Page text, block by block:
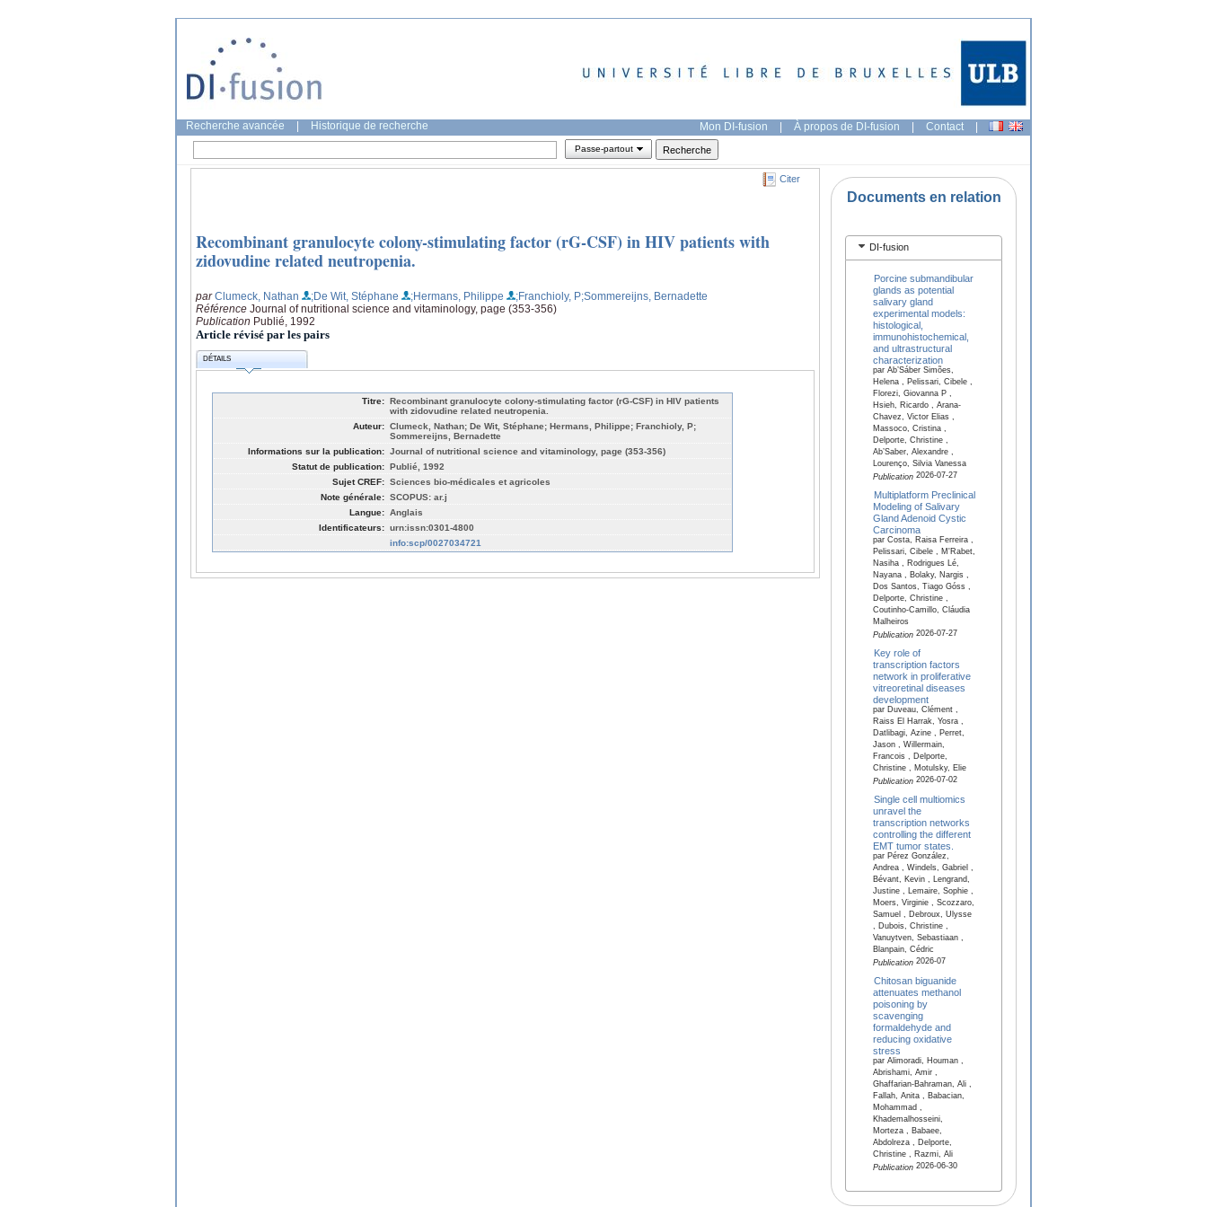
Recherche avancée Historique de recherche Mon DI-fusion | À propos de DI-fusion | Contact |
Passe-partout
Citer
Recombinant granulocyte colony-stimulating factor (rG-CSF) in HIV patients with
zidovudine related neutropenia.
parClumeck, Nathan ;De Wit, Stéphane ;Hermans, Philippe ;Franchioly, P;Sommereijns, Bernadette
Référence Journal of nutritional science and vitaminology, page (353-356)
Publication Publié, 1992
Article révisé par les pairs
DÉTAILS
Titre: Recombinant granulocyte colony-stimulating factor (rG-CSF) in HIV patients
with zidovudine related neutropenia.
Auteur: Clumeck, Nathan; De Wit, Stéphane; Hermans, Philippe; Franchioly, P;
Sommereijns, Bernadette
Informations sur la publication: Journal of nutritional science and vitaminology, page (353-356)
Statut de publication: Publié, 1992
Sujet CREF: Sciences bio-médicales et agricoles
Note générale: SCOPUS: ar.j
Langue: Anglais
Identificateurs: urn:issn:0301-4800
info:scp/0027034721
Documents en relation
DI-fusion
Porcine submandibular
glands as potential
salivary gland
experimental models:
histological,
immunohistochemical,
and ultrastructural
characterization
par Ab’Sáber Simões,
Helena , Pelissari, Cibele ,
Florezi, Giovanna P ,
Hsieh, Ricardo , Arana-
Chavez, Victor Elias ,
Massoco, Cristina ,
Delporte, Christine ,
Ab’Saber, Alexandre ,
Lourenço, Silvia Vanessa
Publication2026-07-27
Multiplatform Preclinical
Modeling of Salivary
Gland Adenoid Cystic
Carcinoma
par Costa, Raisa Ferreira ,
Pelissari, Cibele , M'Rabet,
Nasiha , Rodrigues Lé,
Nayana , Bolaky, Nargis ,
Dos Santos, Tiago Góss ,
Delporte, Christine ,
Coutinho-Camillo, Cláudia
Malheiros
Publication2026-07-27
Key role of
transcription factors
network in proliferative
vitreoretinal diseases
development
par Duveau, Clément ,
Raiss El Harrak, Yosra ,
Datlibagi, Azine , Perret,
Jason , Willermain,
Francois , Delporte,
Christine , Motulsky, Elie
Publication2026-07-02
Single cell multiomics
unravel the
transcription networks
controlling the different
EMT tumor states.
par Pérez González,
Andrea , Windels, Gabriel ,
Bévant, Kevin , Lengrand,
Justine , Lemaire, Sophie ,
Moers, Virginie , Scozzaro,
Samuel , Debroux, Ulysse
, Dubois, Christine ,
Vanuytven, Sebastiaan ,
Blanpain, Cédric
Publication2026-07
Chitosan biguanide
attenuates methanol
poisoning by
scavenging
formaldehyde and
reducing oxidative
stress
par Alimoradi, Houman ,
Abrishami, Amir ,
Ghaffarian-Bahraman, Ali ,
Fallah, Anita , Babacian,
Mohammad ,
Khademalhosseini,
Morteza , Babaee,
Abdolreza , Delporte,
Christine , Razmi, Ali
Publication2026-06-30